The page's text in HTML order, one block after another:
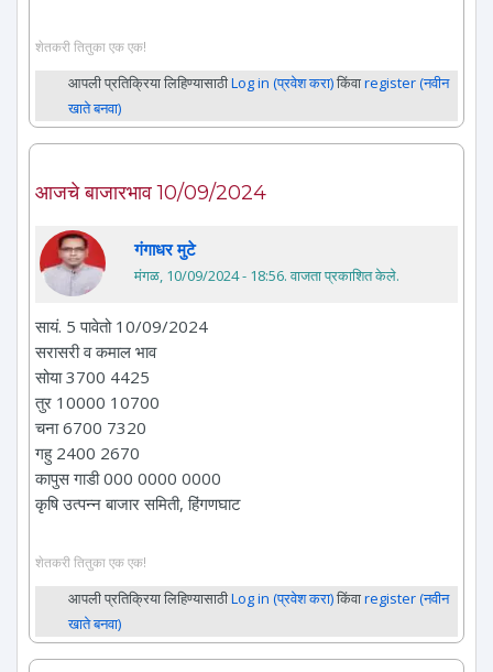
शेतकरी तितुका एक एक!
आपली प्रतिक्रिया लिहिण्यासाठीLog in (प्रवेश करा)किंवाregister (नवीन
खाते बनवा)
आजचे बाजारभाव 10/09/2024
गंगाधर मुटे
मंगळ, 10/09/2024 - 18:56. वाजता प्रकाशित केले.
सायं. 5 पावेतो 10/09/2024
सरासरी व कमाल भाव
सोया 3700 4425
तुर 10000 10700
चना 6700 7320
गहु 2400 2670
कापुस गाडी 000 0000 0000
कृषि उत्पन्न बाजार समिती, हिंगणघाट
शेतकरी तितुका एक एक!
आपली प्रतिक्रिया लिहिण्यासाठीLog in (प्रवेश करा)किंवाregister (नवीन
खाते बनवा)